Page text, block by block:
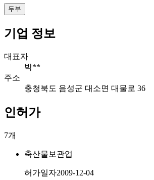
두부
기업 정보
대표자
박**
주소
충청북도 음성군 대소면 대물로 36
인허가
7개
축산물보관업
허가일자2009-12-04